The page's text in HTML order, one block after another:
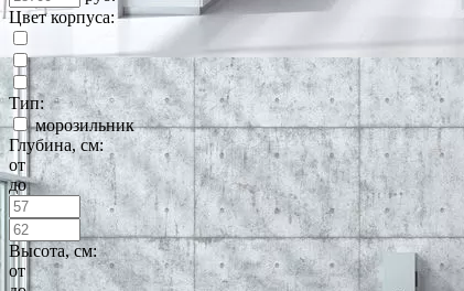
Цвет корпуса:
Тип:
морозильник
Глубина, см:
от
до
Высота, см:
от